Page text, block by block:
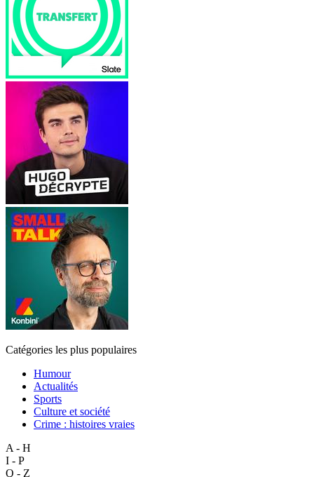
Catégories les plus populaires
Humour
Actualités
Sports
Culture et société
Crime : histoires vraies
A - H
I - P
Q - Z